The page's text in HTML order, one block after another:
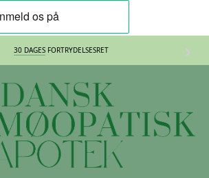
30 DAGES FORTRYDELSESRET